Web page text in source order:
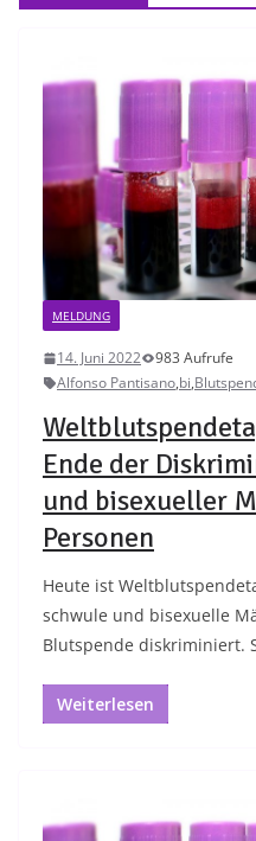
MELDUNG
14. Juni 2022
983 Aufrufe
Alfonso Pantisano,bi,
Ende der
und bisexueller
Personen
Heute ist
schwule und bisexuelle
Blutspende diskriminiert.
Weiterlesen